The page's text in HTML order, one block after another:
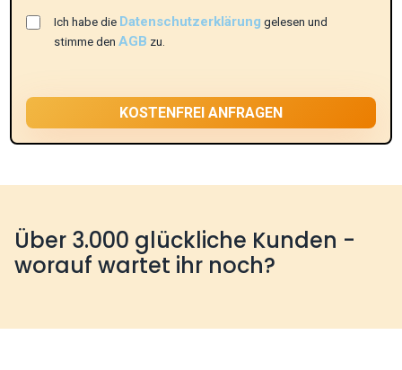
Ich habe die Datenschutzerklärung gelesen und
stimme denAGB zu.
Über 3.000 glückliche Kunden -
worauf wartet ihr noch?